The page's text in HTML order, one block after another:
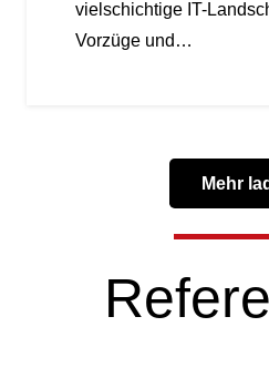
vielschichtige IT-
Vorzüge und…
Mehr